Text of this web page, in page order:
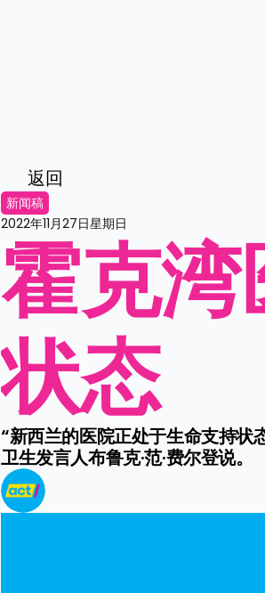
返回
新闻稿
2022年11月27日星期日
霍克
状态
“新西兰的医院正处于生命支持状
卫生发言人布鲁克·范·费尔登说。